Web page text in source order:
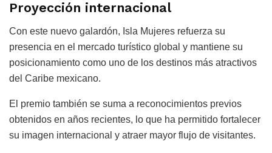
Proyección internacional
Con este nuevo galardón, Isla Mujeres refuerza su
presencia en el mercado turístico global y mantiene su
posicionamiento como uno de los destinos más atractivos
del Caribe mexicano.
El premio también se suma a reconocimientos previos
obtenidos en años recientes, lo que ha permitido fortalecer
su imagen internacional y atraer mayor flujo de visitantes.